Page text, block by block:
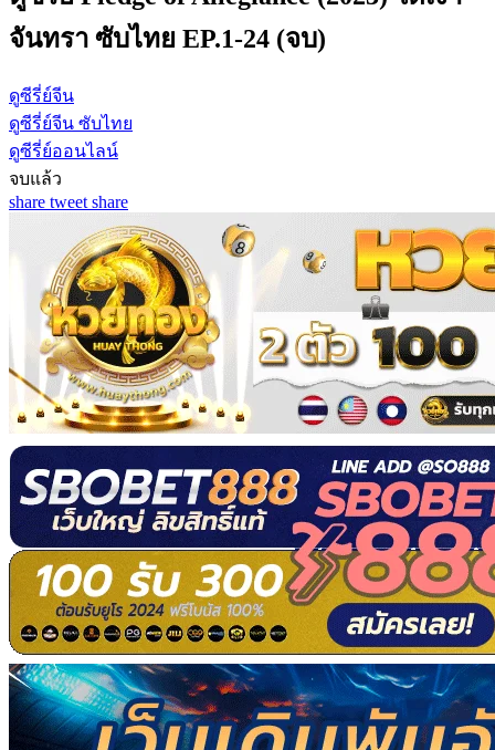
จันทรา ซับไทย EP.1-24 (จบ)
ดูซีรี่ย์จีน
ดูซีรี่ย์จีน ซับไทย
ดูซีรี่ย์ออนไลน์
จบแล้ว
share tweet share